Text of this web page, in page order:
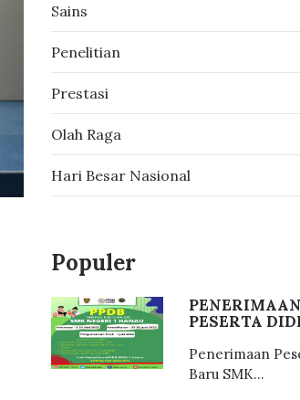
Sains
Penelitian
Prestasi
Olah Raga
Hari Besar Nasional
Populer
PENERIMAAN
PESERTA
Penerimaan
Baru SMK...